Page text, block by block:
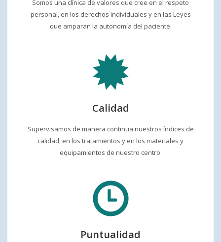
Somos una clínica de valores que cree en el respeto
personal, en los derechos individuales y en las Leyes
que amparan la autonomía del paciente.
Calidad
Supervisamos de manera continua nuestros índices de
calidad, en los tratamientos y en los materiales y
equipamientos de nuestro centro.
Puntualidad